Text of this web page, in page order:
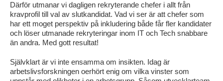
Därför utmanar vi dagligen rekryterande chefer i allt från
kravprofil till val av slutkandidat. Vad vi ser är att chefer som
har ett moget perspektiv på inkludering både får fler kandidater
och löser utmanade rekryteringar inom IT och Tech snabbare
än andra. Med gott resultat!
Självklart är vi inte ensamma om insikten. Idag är
arbetslivsforskningen oerhört enig om vilka vinster som